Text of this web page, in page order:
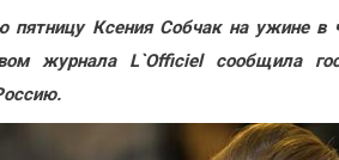
пятницу Ксения Собчак на ужине в
журнала L`Officiel сообщила